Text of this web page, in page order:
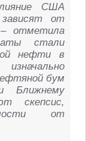
США
от
– отметила
стали
нефти в
бум
Ближнему
скепсис,
от